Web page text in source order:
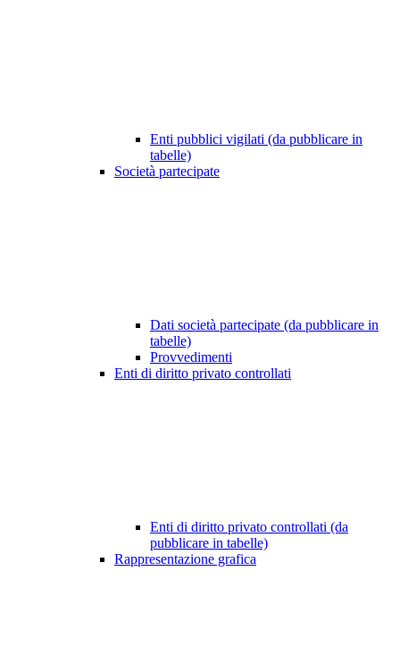
Enti pubblici vigilati (da pubblicare in
tabelle)
Società partecipate
Dati società partecipate (da pubblicare in
tabelle)
Provvedimenti
Enti di diritto privato controllati
Enti di diritto privato controllati (da
pubblicare in tabelle)
Rappresentazione grafica